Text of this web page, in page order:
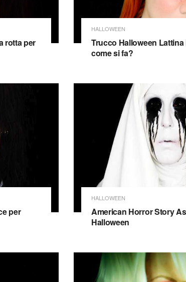
rotta per
HALLOWEEN
Trucco Halloween
come si fa?
per
HALLOWEEN
American Horror Story
Halloween